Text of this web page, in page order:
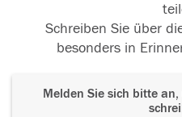
Schreiben Sie über
besonders in
Melden Sie sich bitte